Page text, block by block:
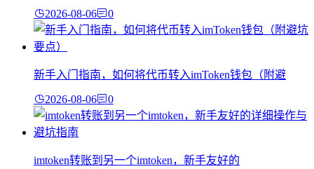
2026-08-06 0
新手入门指南，如何将代币转入imToken钱包（附避
2026-08-06 0
imtoken转账到另一个imtoken，新手友好的